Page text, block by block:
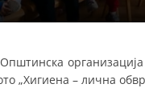
„Хигиена – лична